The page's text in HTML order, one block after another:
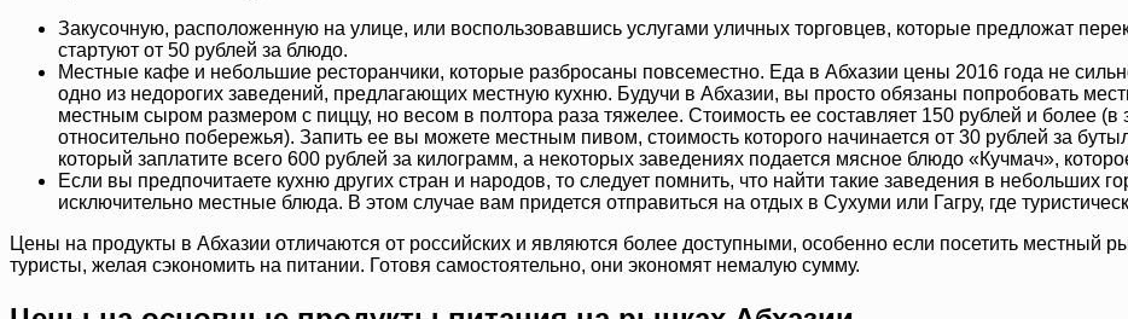
Закусочную, расположенную на улице, или воспользовавшись услугами уличных торговцев, которые предложат
стартуют от 50 рублей за блюдо.
Местные кафе и небольшие ресторанчики, которые разбросаны повсеместно. Еда в Абхазии цены 2016 года не
одно из недорогих заведений, предлагающих местную кухню. Будучи в Абхазии, вы просто обязаны попробовать
местным сыром размером с пиццу, но весом в полтора раза тяжелее. Стоимость ее составляет 150 рублей и более (в
относительно побережья). Запить ее вы можете местным пивом, стоимость которого начинается от 30 рублей за
который заплатите всего 600 рублей за килограмм, а некоторых заведениях подается мясное блюдо «Кучмач»,
Если вы предпочитаете кухню других стран и народов, то следует помнить, что найти такие заведения в небольших
исключительно местные блюда. В этом случае вам придется отправиться на отдых в Сухуми или Гагру, где
Цены на продукты в Абхазии отличаются от российских и являются более доступными, особенно если посетить местный
туристы, желая сэкономить на питании. Готовя самостоятельно, они экономят немалую сумму.